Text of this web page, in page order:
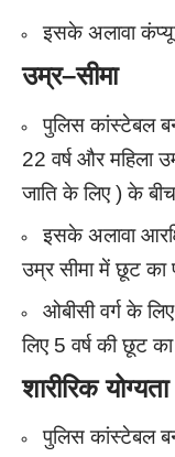
इसके अलावा
उम्र–सीमा
पुलिस कांस्टेबल
22 वर्ष और महिला
जाति के लिए ) के बीच
इसके अलावा
उम्र सीमा में छूट का
ओबीसी वर्ग के
लिए 5 वर्ष की छूट
शारीरिक योग्यता
पुलिस कांस्टेबल